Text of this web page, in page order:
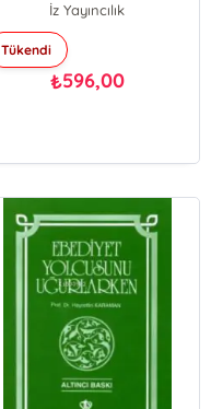
İz Yayıncılık
Tükendi
₺596,00